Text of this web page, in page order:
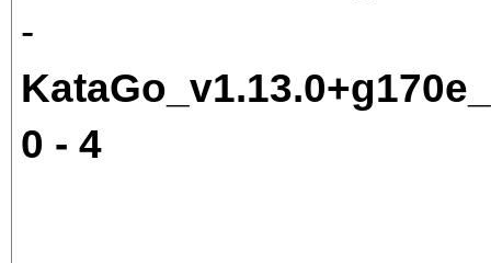
-
0 - 4